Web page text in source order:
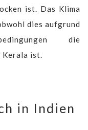
ist. Das Klima
dies aufgrund
die
ist.
in Indien